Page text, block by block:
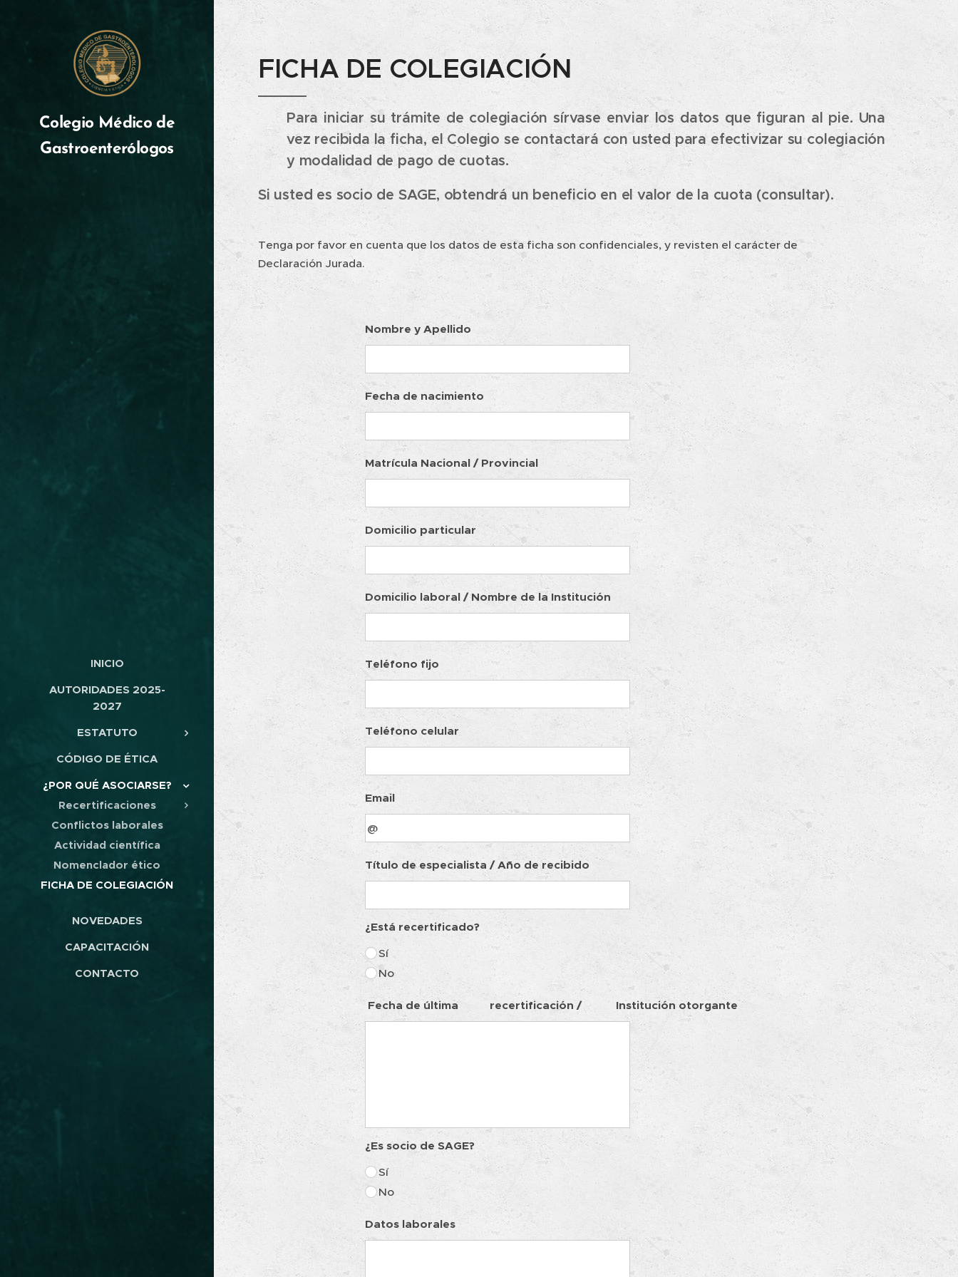
Colegio Médico de
Gastroenterólogos
INICIO
AUTORIDADES 2025-
2027
ESTATUTO
CÓDIGO DE ÉTICA
¿POR QUÉ ASOCIARSE?
Recertificaciones
Conflictos laborales
Actividad científica
Nomenclador ético
FICHA DE COLEGIACIÓN
NOVEDADES
CAPACITACIÓN
CONTACTO
FICHA DE COLEGIACIÓN
Para iniciar su trámite de colegiación sírvase enviar los datos que figuran al pie. Una
vez recibida la ficha, el Colegio se contactará con usted para efectivizar su colegiación
y modalidad de pago de cuotas.
Si usted es socio de SAGE, obtendrá un beneficio en el valor de la cuota (consultar).
Tenga por favor en cuenta que los datos de esta ficha son confidenciales, y revisten el carácter de
Declaración Jurada.
Nombre y Apellido
Fecha de nacimiento
Matrícula Nacional / Provincial
Domicilio particular
Domicilio laboral / Nombre de la Institución
Teléfono fijo
Teléfono celular
Email
Título de especialista / Año de recibido
¿Está recertificado?
Sí
No
Fecha de última recertificación / Institución otorgante
¿Es socio de SAGE?
Sí
No
Datos laborales